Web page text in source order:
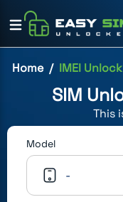
Home IMEI Unlock
SIM
This
Model
-